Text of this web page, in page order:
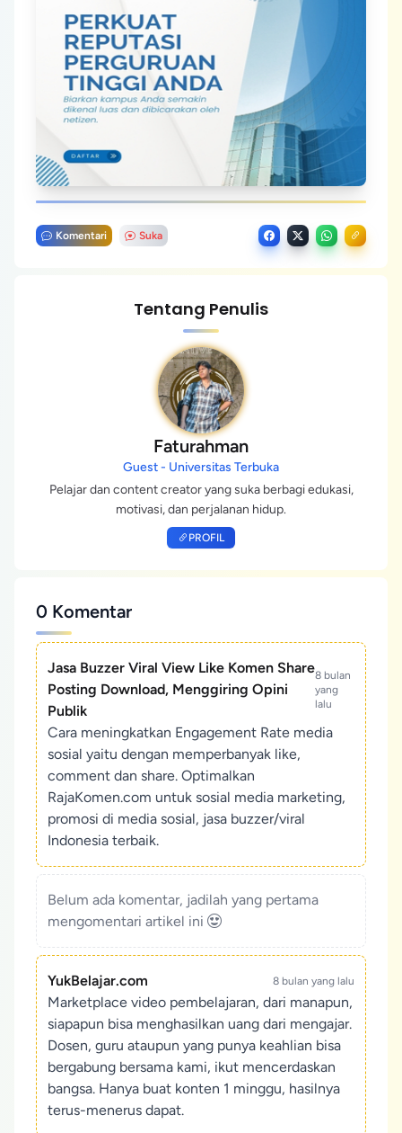
Komentari Suka
Tentang Penulis
Faturahman
Guest - Universitas Terbuka
Pelajar dan content creator yang suka berbagi edukasi,
motivasi, dan perjalanan hidup.
PROFIL
0 Komentar
Jasa Buzzer Viral View Like Komen Share
Posting Download, Menggiring Opini
Publik
8 bulan
yang
lalu
Cara meningkatkan Engagement Rate media
sosial yaitu dengan memperbanyak like,
comment dan share. Optimalkan
RajaKomen.com untuk sosial media marketing,
promosi di media sosial, jasa buzzer/viral
Indonesia terbaik.
Belum ada komentar, jadilah yang pertama
mengomentari artikel ini
YukBelajar.com 8 bulan yang lalu
Marketplace video pembelajaran, dari manapun,
siapapun bisa menghasilkan uang dari mengajar.
Dosen, guru ataupun yang punya keahlian bisa
bergabung bersama kami, ikut mencerdaskan
bangsa. Hanya buat konten 1 minggu, hasilnya
terus-menerus dapat.